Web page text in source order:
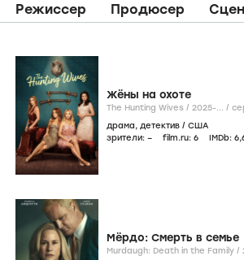
Режиссер Продюсер
Жёны на охоте
The Hunting Wives / 2025-... /
драма, детектив / США
зрители: – film.ru: 6 IMDb: 6
Мёрдо: Смерть в семье
Murdaugh: Death in the Family /